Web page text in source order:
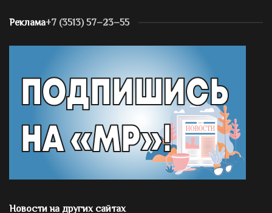
Реклама+7 (3513) 57–23–55
Новости на других сайтах